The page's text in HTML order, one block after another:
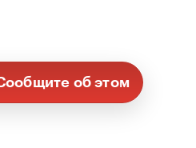
об этом